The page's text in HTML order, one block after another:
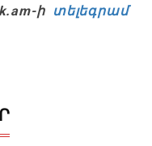
ի տելեգրամ